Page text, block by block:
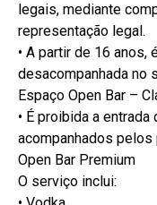
legais, mediante
representação legal.
• A partir de 16 anos,
desacompanhada no
Espaço Open Bar –
• É proibida a
acompanhados
Open Bar Premium
O serviço inclui: